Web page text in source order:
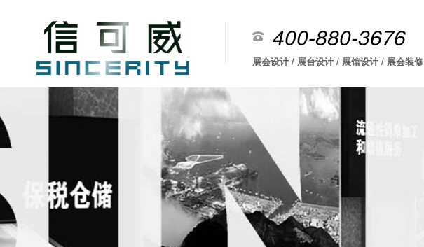
400-880-3676
展会设计 / 展台设计 / 展馆设计 / 展会装修